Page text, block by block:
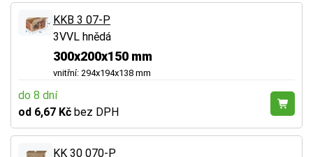
KKB 3 07-P
3VVL hnědá
300x200x150 mm
vnitřní: 294x194x138 mm
do 8 dní
od 6,67 Kč bez DPH
KK 30 070-P